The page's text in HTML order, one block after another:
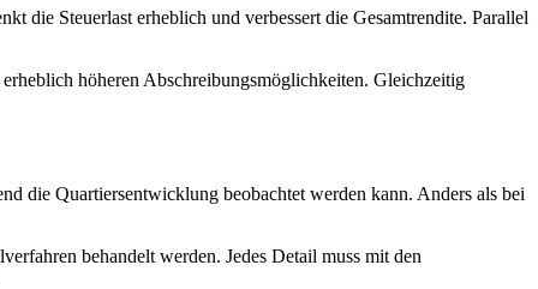
die Steuerlast erheblich und verbessert die Gesamtrendite. Parallel
höheren Abschreibungsmöglichkeiten. Gleichzeitig
die Quartiersentwicklung beobachtet werden kann. Anders als bei
behandelt werden. Jedes Detail muss mit den